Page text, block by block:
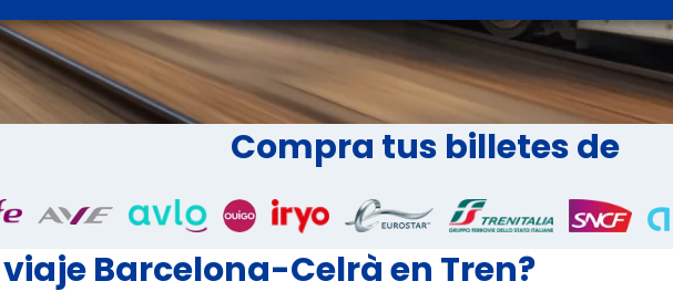
Compra tus billetes de
viaje Barcelona-Celrà en Tren?